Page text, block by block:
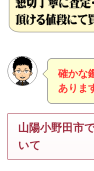
確かな
ありま
山陽小野田市
いて